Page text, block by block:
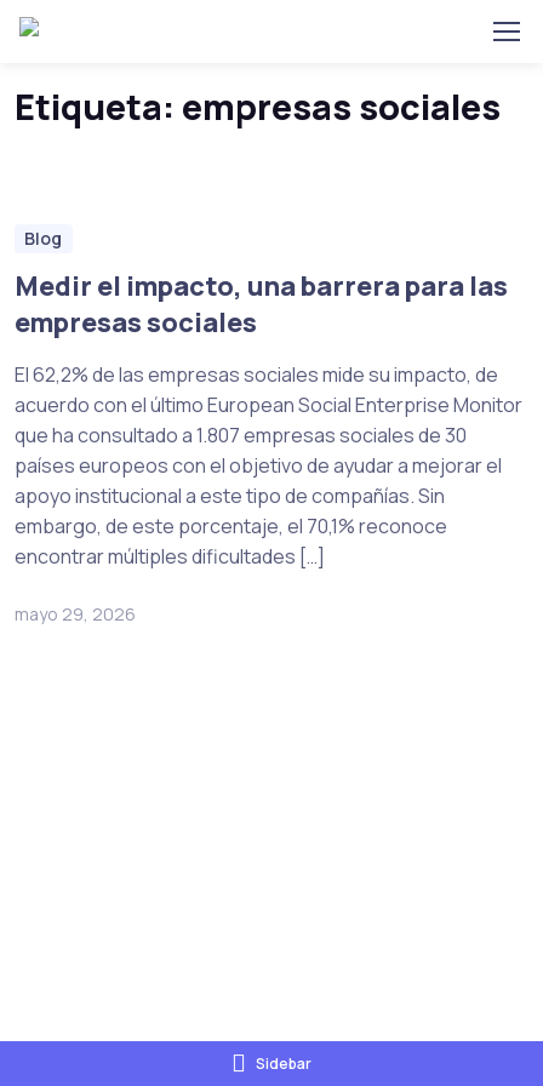
Skip to navigation
Skip to content
Home
Etiqueta: empresas sociales
Blog
Medir el impacto, una barrera para las
empresas sociales
El 62,2% de las empresas sociales mide su impacto, de
acuerdo con el último European Social Enterprise Monitor
que ha consultado a 1.807 empresas sociales de 30
países europeos con el objetivo de ayudar a mejorar el
apoyo institucional a este tipo de compañías. Sin
embargo, de este porcentaje, el 70,1% reconoce
encontrar múltiples dificultades […]
mayo 29, 2026
Sidebar